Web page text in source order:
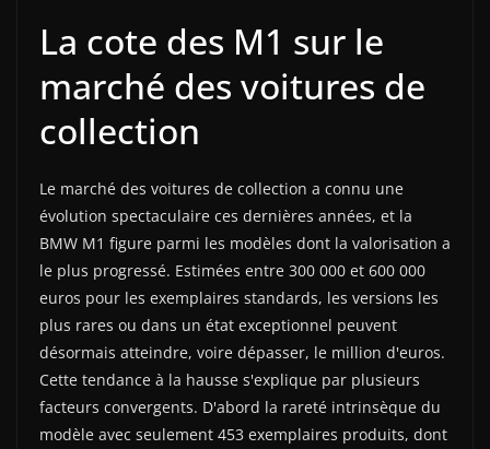
La cote des M1 sur le
marché des voitures de
collection
Le marché des voitures de collection a connu une
évolution spectaculaire ces dernières années, et la
BMW M1 figure parmi les modèles dont la valorisation a
le plus progressé. Estimées entre 300 000 et 600 000
euros pour les exemplaires standards, les versions les
plus rares ou dans un état exceptionnel peuvent
désormais atteindre, voire dépasser, le million d'euros.
Cette tendance à la hausse s'explique par plusieurs
facteurs convergents. D'abord la rareté intrinsèque du
modèle avec seulement 453 exemplaires produits, dont